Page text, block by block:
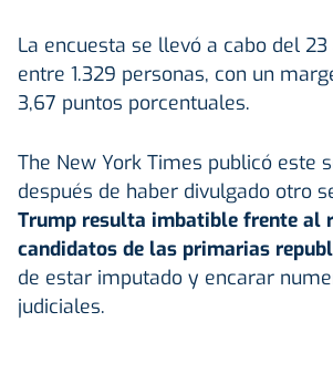
La encuesta se llevó a cabo del
entre 1.329 personas, con un
3,67 puntos porcentuales.
The New York Times publicó este
después de haber divulgado otro
Trump resulta imbatible frente al
candidatos de las primarias
de estar imputado y encarar
judiciales.